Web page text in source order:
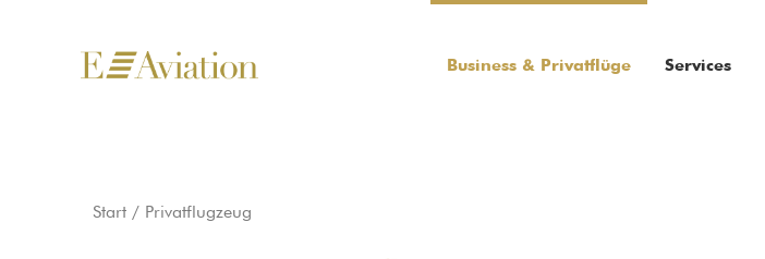
Business & Privatflüge Services
Sie befinden sich hier:
Start Privatflugzeug